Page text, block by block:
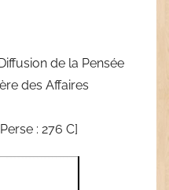
de la Pensée
des Affaires
: 276 C]